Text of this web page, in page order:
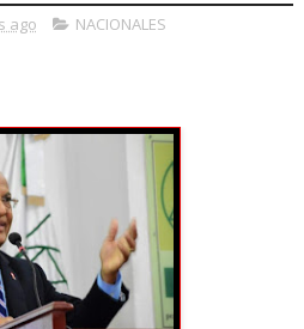
ago NACIONALES